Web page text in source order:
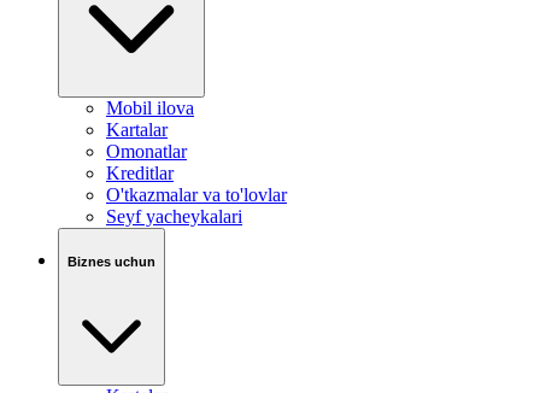
Mobil ilova
Kartalar
Omonatlar
Kreditlar
O'tkazmalar va to'lovlar
Seyf yacheykalari
Biznes uchun